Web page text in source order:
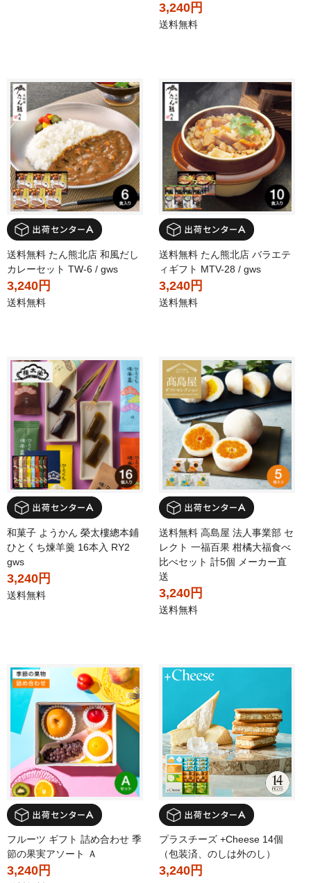
3,240円
送料無料
送料無料 たん熊北店 和風だし
カレーセット TW-6 / gws
3,240円
送料無料
送料無料 たん熊北店 バラエテ
ィギフト MTV-28 / gws
3,240円
送料無料
和菓子 ようかん 榮太樓總本鋪
ひとくち煉羊羹 16本入 RY2
gws
3,240円
送料無料
送料無料 高島屋 法人事業部 セ
レクト 一福百果 柑橘大福食べ
比べセット 計5個 メーカー直
送
3,240円
送料無料
フルーツ ギフト 詰め合わせ 季
節の果実アソート Ａ
3,240円
プラスチーズ +Cheese 14個
（包装済、のしは外のし）
3,240円